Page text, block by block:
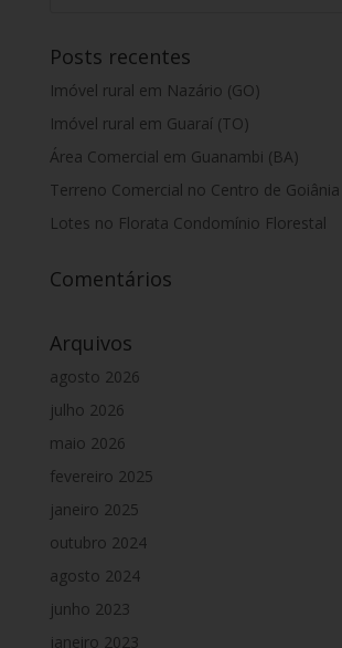
Posts recentes
Imóvel rural em Nazário (GO)
Imóvel rural em Guaraí (TO)
Área Comercial em Guanambi (BA)
Terreno Comercial no Centro de Goiânia
Lotes no Florata Condomínio Florestal
Comentários
Arquivos
agosto 2026
julho 2026
maio 2026
fevereiro 2025
janeiro 2025
outubro 2024
agosto 2024
junho 2023
janeiro 2023